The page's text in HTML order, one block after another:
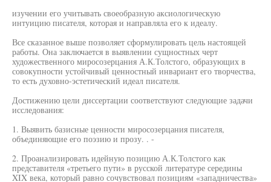
изучении его учитывать своеобразную аксиологическую
интуицию писателя, которая и направляла его к идеалу.
Все сказанное выше позволяет сформулировать цель настоящей
работы. Она заключается в выявлении сущностных черт
художественного миросозерцания А.К.Толстого, образующих в
совокупности устойчивый ценностный инвариант его творчества,
то есть духовно-эстетический идеал писателя.
Достижению цели диссертации соответствуют следующие задачи
исследования:
1. Выявить базисные ценности миросозерцания писателя,
объединяющие его поэзию и прозу. . -
2. Проанализировать идейную позицию А.К.Толстого как
представителя «третьего пути» в русской литературе середины
XIX века, который равно сочувствовал позициям «западничества»